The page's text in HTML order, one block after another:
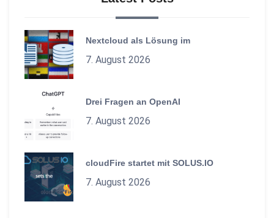
Nextcloud als Lösung im
7. August 2026
Drei Fragen an OpenAI
7. August 2026
cloudFire startet mit SOLUS.IO
7. August 2026